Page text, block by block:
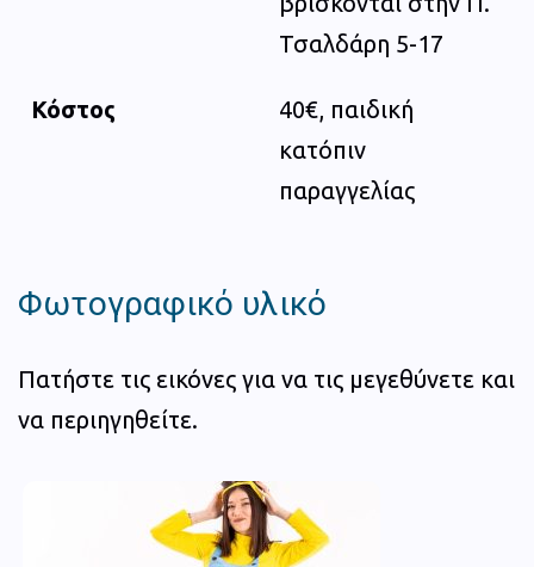
Τσαλδάρη 5-17
Κόστος
40€, παιδική
κατόπιν
παραγγελίας
Φωτογραφικό υλικό
Πατήστε τις εικόνες για να τις μεγεθύνετε και
να περιηγηθείτε.